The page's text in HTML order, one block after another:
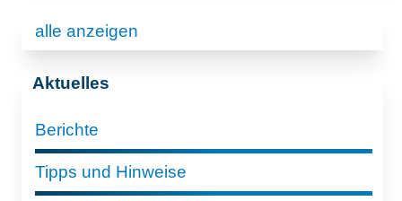
alle anzeigen
Aktuelles
Berichte
Tipps und Hinweise